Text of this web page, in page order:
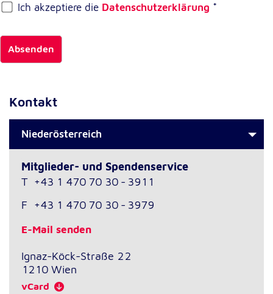
Ich akzeptiere die Datenschutzerklärung *
Absenden
Kontakt
Niederösterreich
Mitglieder- und Spendenservice
T +43 1 470 70 30 - 3911
F
+43 1 470 70 30 - 3979
E-Mail senden
Ignaz-Köck-Straße 22
1210 Wien
vCard
Um Inhalte von Videoplattformen und
diesen externen Diensten Cookies gesetzt.
YouTube
Google LLC
Einbinden und Anzeigen von Videos
Google Maps
NID
Anbieter:
Zweck:
Einbinden von interaktiven Google Karten